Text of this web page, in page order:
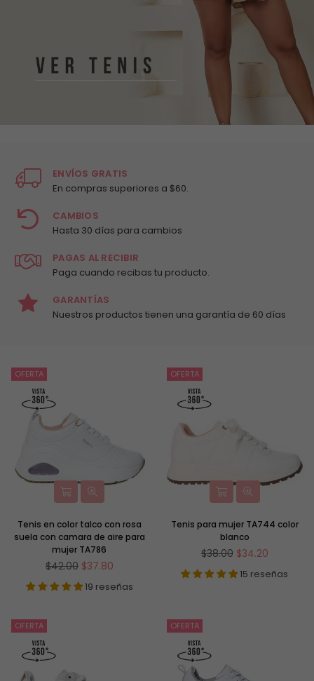
ENVÍOS GRATIS
En compras superiores a $60.
CAMBIOS
Hasta 30 días para cambios
PAGAS AL RECIBIR
Paga cuando recibas tu producto.
GARANTÍAS
Nuestros productos tienen una garantía de 60 días
OFERTA
Tenis en color talco con rosa
suela con camara de aire para
mujer TA786
Precio
$42.00 $37.80
19 reseñas
OFERTA
Tenis para mujer TA744 color
blanco
Precio
$38.00 $34.20
15 reseñas
OFERTA OFERTA